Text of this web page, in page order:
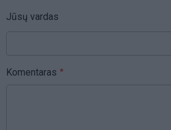
Jūsų vardas
Komentaras